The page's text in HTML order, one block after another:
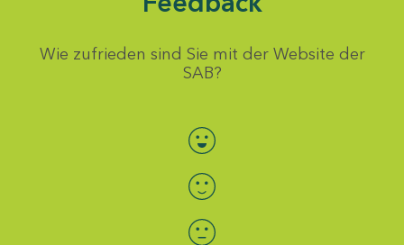
Wie zufrieden sind Sie mit der Website der
SAB?
Bewertung auswählen